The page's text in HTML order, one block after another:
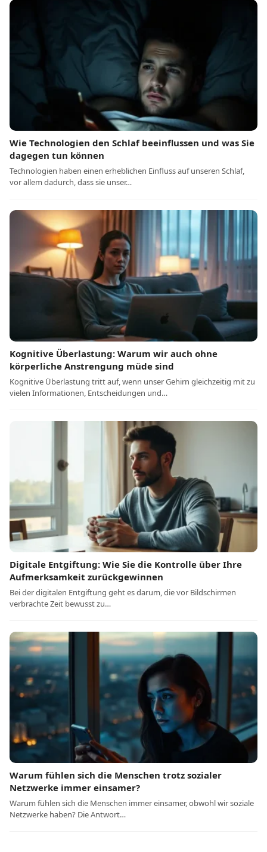
Wie Technologien den Schlaf beeinflussen und was Sie
dagegen tun können
Technologien haben einen erheblichen Einfluss auf unseren Schlaf,
vor allem dadurch, dass sie unser…
Kognitive Überlastung: Warum wir auch ohne
körperliche Anstrengung müde sind
Kognitive Überlastung tritt auf, wenn unser Gehirn gleichzeitig mit zu
vielen Informationen, Entscheidungen und…
Digitale Entgiftung: Wie Sie die Kontrolle über Ihre
Aufmerksamkeit zurückgewinnen
Bei der digitalen Entgiftung geht es darum, die vor Bildschirmen
verbrachte Zeit bewusst zu…
Warum fühlen sich die Menschen trotz sozialer
Netzwerke immer einsamer?
Warum fühlen sich die Menschen immer einsamer, obwohl wir soziale
Netzwerke haben? Die Antwort…